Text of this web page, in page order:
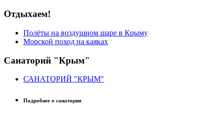
Отдыхаем!
Полёты на воздушном шаре в Крыму
Морской поход на каяках
Санаторий "Крым"
САНАТОРИЙ "КРЫМ"
Подробнее о санатории